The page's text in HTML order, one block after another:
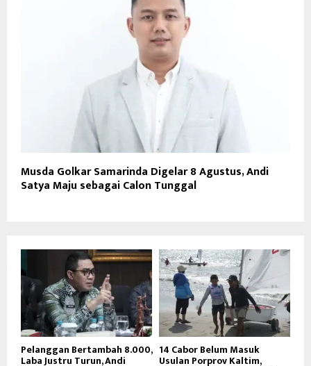
Musda Golkar Samarinda Digelar 8 Agustus, Andi
Satya Maju sebagai Calon Tunggal
Pelanggan Bertambah 8.000,
Laba Justru Turun, Andi
14 Cabor Belum Masuk
Usulan Porprov Kaltim,